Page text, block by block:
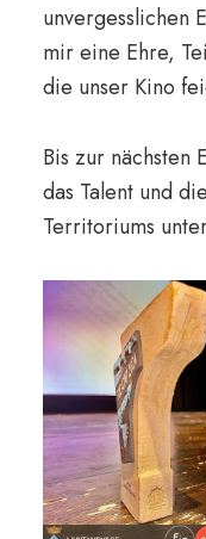
unvergesslichen
mir eine Ehre,
die unser Kino
Bis zur
das Talent und
Territoriums